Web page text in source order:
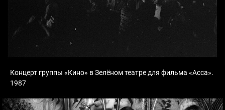
Концерт группы «Кино» в Зелёном театре для фильма «Асса».
1987